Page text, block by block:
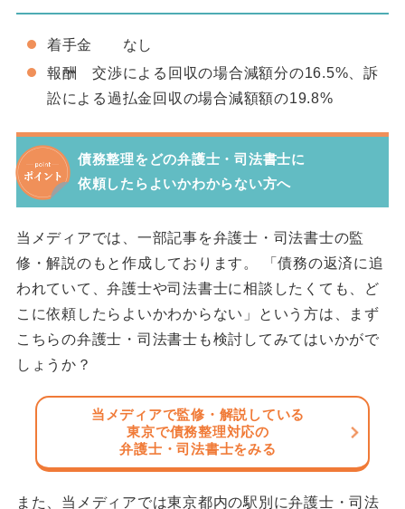
着手金 なし
報酬 交渉による回収の場合減額分の16.5%、訴
訟による過払金回収の場合減額額の19.8%
債務整理をどの弁護士・司法書士に
依頼したらよいかわからない方へ
当メディアでは、一部記事を弁護士・司法書士の監
修・解説のもと作成しております。 「債務の返済に追
われていて、弁護士や司法書士に相談したくても、ど
こに依頼したらよいかわからない」という方は、まず
こちらの弁護士・司法書士も検討してみてはいかがで
しょうか？
当メディアで監修・解説している
東京で債務整理対応の
弁護士・司法書士をみる
また、当メディアでは東京都内の駅別に弁護士・司法